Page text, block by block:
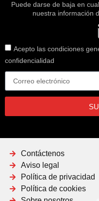
Puede darse de baja en
nuestra información
Acepto las condiciones
confidencialidad
Contáctenos
Aviso legal
Política de privacidad
Política de cookies